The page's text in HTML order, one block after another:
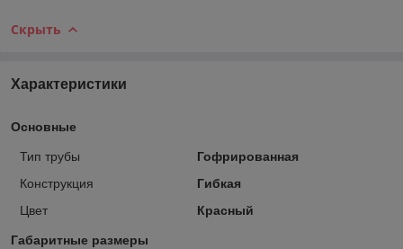
Скрыть
Характеристики
Основные
Тип трубы
Гофрированная
Конструкция
Гибкая
Цвет
Красный
Габаритные размеры